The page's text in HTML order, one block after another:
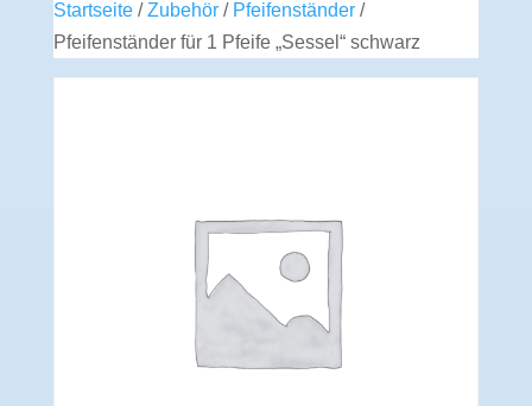
Startseite/Zubehör/ Pfeifenständer/
Pfeifenständer für 1 Pfeife „Sessel“ schwarz